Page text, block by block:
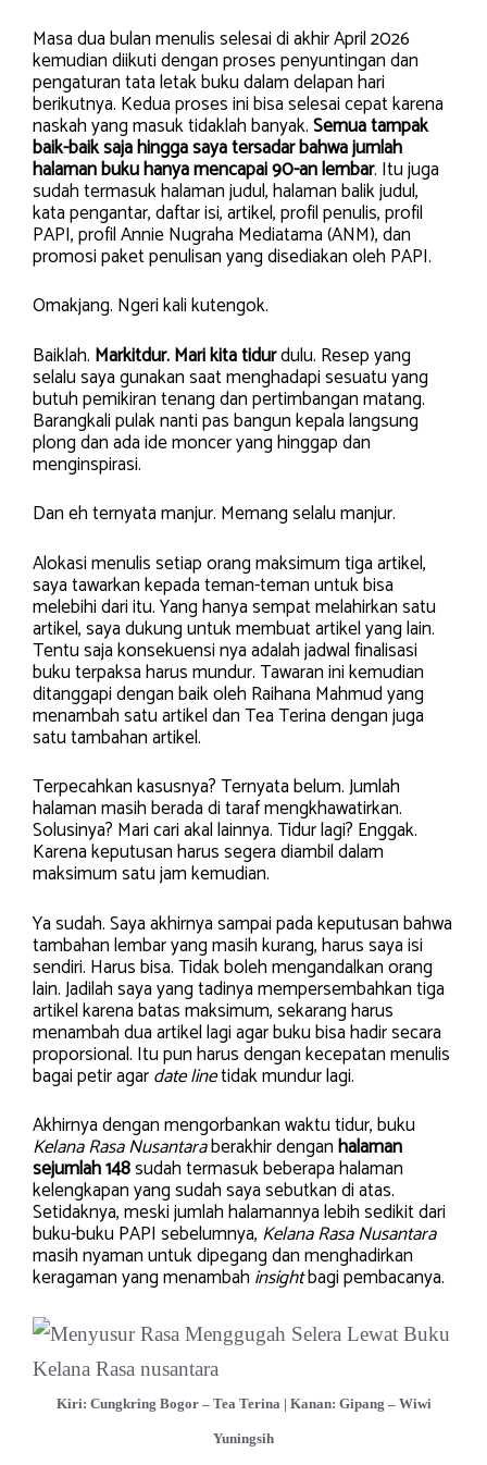
Masa dua bulan menulis selesai di akhir April 2026
kemudian diikuti dengan proses penyuntingan dan
pengaturan tata letak buku dalam delapan hari
berikutnya. Kedua proses ini bisa selesai cepat karena
naskah yang masuk tidaklah banyak.Semua tampak
baik-baik saja hingga saya tersadar bahwa jumlah
halaman buku hanya mencapai 90-an lembar. Itu juga
sudah termasuk halaman judul, halaman balik judul,
kata pengantar, daftar isi, artikel, profil penulis, profil
PAPI, profil Annie Nugraha Mediatama (ANM), dan
promosi paket penulisan yang disediakan oleh PAPI.
Omakjang. Ngeri kali kutengok.
Baiklah. Markitdur. Mari kita tidurdulu. Resep yang
selalu saya gunakan saat menghadapi sesuatu yang
butuh pemikiran tenang dan pertimbangan matang.
Barangkali pulak nanti pas bangun kepala langsung
plong dan ada ide moncer yang hinggap dan
menginspirasi.
Dan eh ternyata manjur. Memang selalu manjur.
Alokasi menulis setiap orang maksimum tiga artikel,
saya tawarkan kepada teman-teman untuk bisa
melebihi dari itu. Yang hanya sempat melahirkan satu
artikel, saya dukung untuk membuat artikel yang lain.
Tentu saja konsekuensi nya adalah jadwal finalisasi
buku terpaksa harus mundur. Tawaran ini kemudian
ditanggapi dengan baik oleh Raihana Mahmud yang
menambah satu artikel dan Tea Terina dengan juga
satu tambahan artikel.
Terpecahkan kasusnya? Ternyata belum. Jumlah
halaman masih berada di taraf mengkhawatirkan.
Solusinya? Mari cari akal lainnya. Tidur lagi? Enggak.
Karena keputusan harus segera diambil dalam
maksimum satu jam kemudian.
Ya sudah. Saya akhirnya sampai pada keputusan bahwa
tambahan lembar yang masih kurang, harus saya isi
sendiri. Harus bisa. Tidak boleh mengandalkan orang
lain. Jadilah saya yang tadinya mempersembahkan tiga
artikel karena batas maksimum, sekarang harus
menambah dua artikel lagi agar buku bisa hadir secara
proporsional. Itu pun harus dengan kecepatan menulis
bagai petir agardate linetidak mundur lagi.
Akhirnya dengan mengorbankan waktu tidur, buku
Kelana Rasa Nusantaraberakhir denganhalaman
sejumlah 148sudah termasuk beberapa halaman
kelengkapan yang sudah saya sebutkan di atas.
Setidaknya, meski jumlah halamannya lebih sedikit dari
buku-buku PAPI sebelumnya, Kelana Rasa Nusantara
masih nyaman untuk dipegang dan menghadirkan
keragaman yang menambah insightbagi pembacanya.
Kiri: Cungkring Bogor – Tea Terina | Kanan: Gipang – Wiwi
Yuningsih